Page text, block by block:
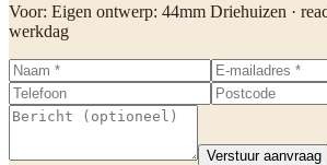
Voor: Eigen ontwerp: 44mm Driehuizen ·
werkdag
Verstuur aanvraag